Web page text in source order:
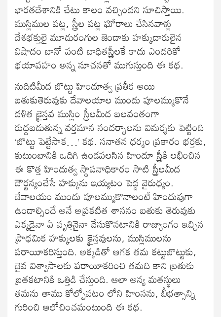
భారతదేశానికి చేటు కాలం వచ్చిందని సూచిస్తాయి.
ముస్లిముల పట్ల, స్త్రీల పట్ల ఘోరాలు చేసినవాళ్లు
దేశభక్తులై మూడురంగుల జెండాకు హక్కుదారులైన
విషాదం బానో వంటి బాధితస్త్రీలకే కాదు ఎందరికో
భయావహం అన్న సూచనతో ముగుస్తుంది ఈ కథ.
నుదిటిమీద బొట్టు హిందూత్వ ప్రతీక అయి
బతుకుతెరువుకు దేవాలయాల ముందు పూలమ్ముకొనే
దళిత క్రైస్తవ ముస్లిం స్త్రీలమీద బలవంతంగా
రుద్దబడుతున్న వర్తమాన సందర్భాలను విమర్శకు పెట్టింది
‘బొట్టు పెట్టేసాక…’ కథ. సనాతన ధర్మం ప్రకారం భర్తకు,
కుటుంబానికి ఒదిగి ఉండవలసిన హిందూ స్త్రీకి లభించిన
ఈ కొత్త హిందుత్వ స్థాపనాధికారం సాటి స్త్రీలమీద
దౌర్జన్యంచేసే హక్కును ఇయ్యటం పెద్ద వైరుధ్యం.
దేవాలయం ముందు పూలమ్ముకొనాలంటే హిందువుగా
ఉండాల్సిందే అనే అప్రకటిత శాసనం బతుకు తెరువుకు
ఎక్కడైనా ఏ వృత్తినైనా చేసుకొనటానికి రాజ్యాంగం ఇచ్చిన
ప్రాధమిక హక్కులకు క్రైస్తవులను, ముస్లిములను
పరాయీకరిస్తుంది. అక్కడితో ఆగక తమ కట్టుబొట్టుకు,
దైవ విశ్వాసాలకు పరాయీకరించి తమది కాని బ్రతుకు
బ్రతకటానికి ఒత్తిడి చేస్తుంది. ఆలా అన్య మతస్థులు
తమను తాము కోల్పోవటం లోని హింసను, బీభత్సాన్ని
గురించి ఆలోచించమంటుంది ఈ కథ.